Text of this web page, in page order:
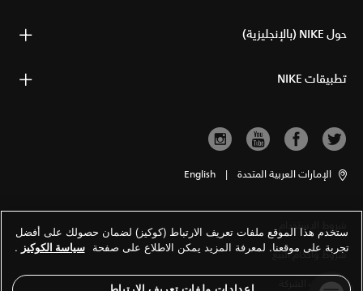
حول NIKE (بالإنجليزية)
تطبيقات NIKE
الإمارات العربية المتحدة |
English
شروط الاستخدام
شروط وأحكام البيع
معلومات الشركة
ستخدم هذا الموقع ملفات تعريف الارتباط (كوكيز) لضمان حصولك على أفضل
تجربة على موقعنا. لمعرفة المزيد يمكن الاطلاع على صفحة سياسة الكوكيز .